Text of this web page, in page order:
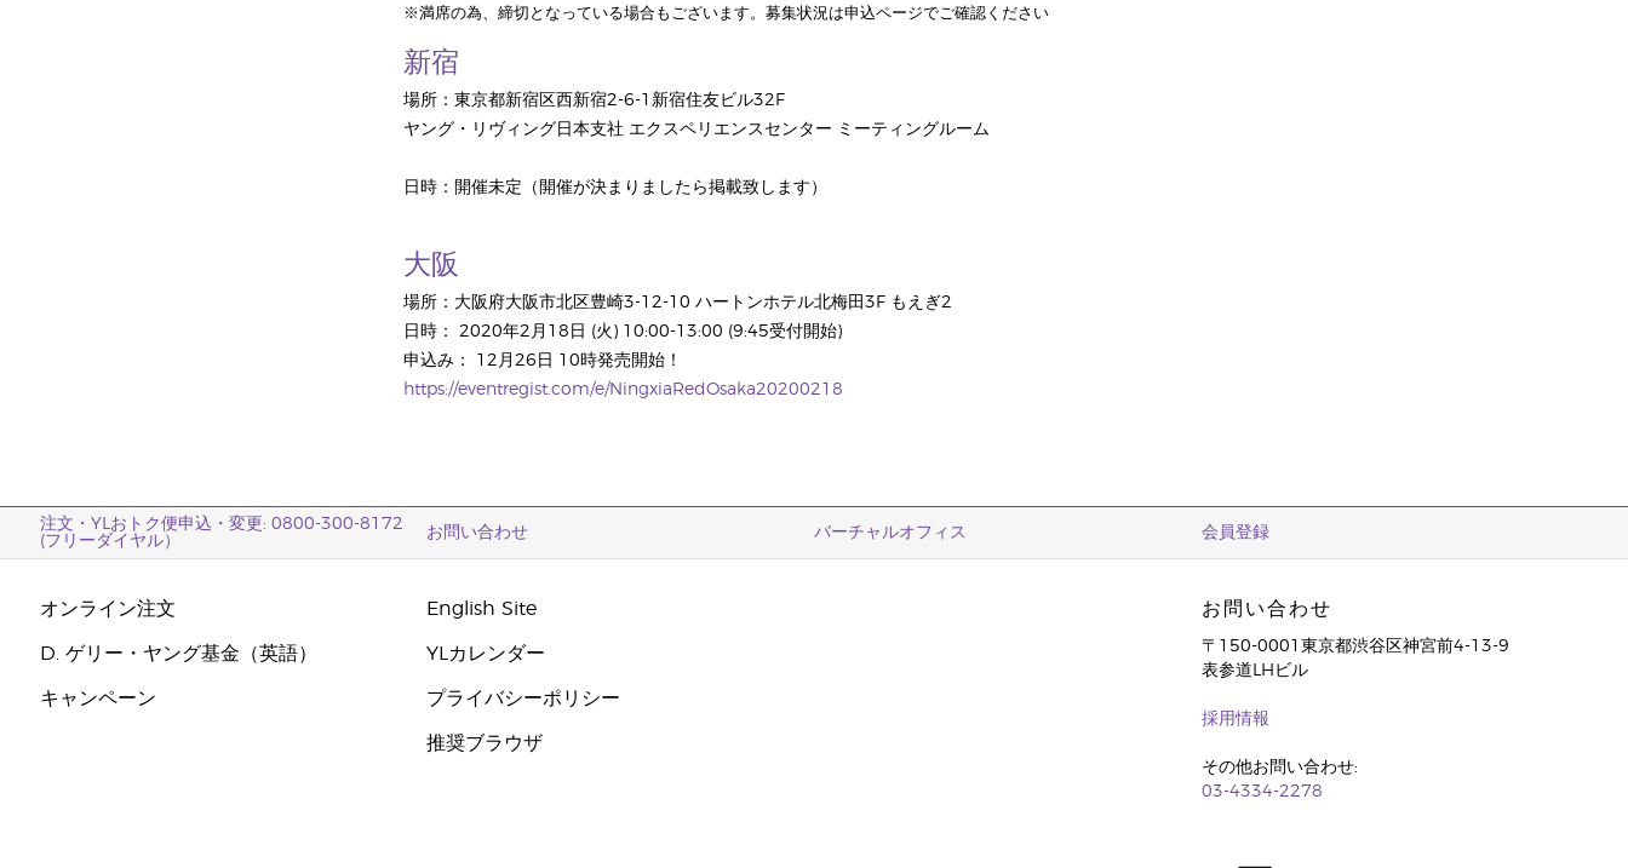
※満席の為、締切となっている場合もございます。募集状況は申込ページでご確認ください
新宿
場所：東京都新宿区西新宿2-6-1新宿住友ビル32F
ヤング・リヴィング日本支社 エクスペリエンスセンター ミーティングルーム
日時：開催未定（開催が決まりましたら掲載致します）
大阪
場所：大阪府大阪市北区豊崎3-12-10 ハートンホテル北梅田3F もえぎ2
日時： 2020年2月18日 (火) 10:00-13:00 (9:45受付開始)
申込み： 12月26日 10時発売開始！
https://eventregist.com/e/NingxiaRedOsaka20200218
注文・YLおトク便申込・変更: 0800-300-8172
(フリーダイヤル）
お問い合わせ バーチャルオフィス 会員登録
オンライン注文
D. ゲリー・ヤング基金（英語）
キャンペーン
English Site
YLカレンダー
プライバシーポリシー
推奨ブラウザ
お問い合わせ
〒150-0001東京都渋谷区神宮前4-13-9
表参道LHビル
採用情報
その他お問い合わせ:
03-4334-2278